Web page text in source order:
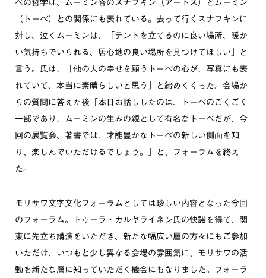
ベの哲学は、ムーミン谷のスナフキン（アートス）とムーミン
（トーベ）との関係にも表れている。去って行くスナフキンに
対し、泣くムーミンは、「テントを立てるのに良い場所、暖か
い気持ちでいられる、居心地の良い場所を見つけてほしい」と
言う。氏は、「他の人の幸せを願うトーベの心が、写真にも表
れていて、本当に素晴らしいと思う」と締めくくった。会場か
らの質問に答えた後「本日お話ししたのは、トーベのごくごく
一部であり、ムーミンの生みの親として有名なトーベだが、今
回の展覧会、著書では、才能豊かなトーベの新しい側面を知
り、楽しんでいただけるでしょう。」と、フォーラムを終え
た。
モリサワ文字文化フォーラムとしては珍しい内容となった今回
のフォーラム。トゥーラ・カルヤライネン氏の快諾を得て、関
東に先立ち講演をいただき、新たな幅広い層の方々にもご参加
いただけ、いつもと少し異なる会場の雰囲気に、モリサワの活
動を新たな層に知っていただく機会にもなりました。フォーラ